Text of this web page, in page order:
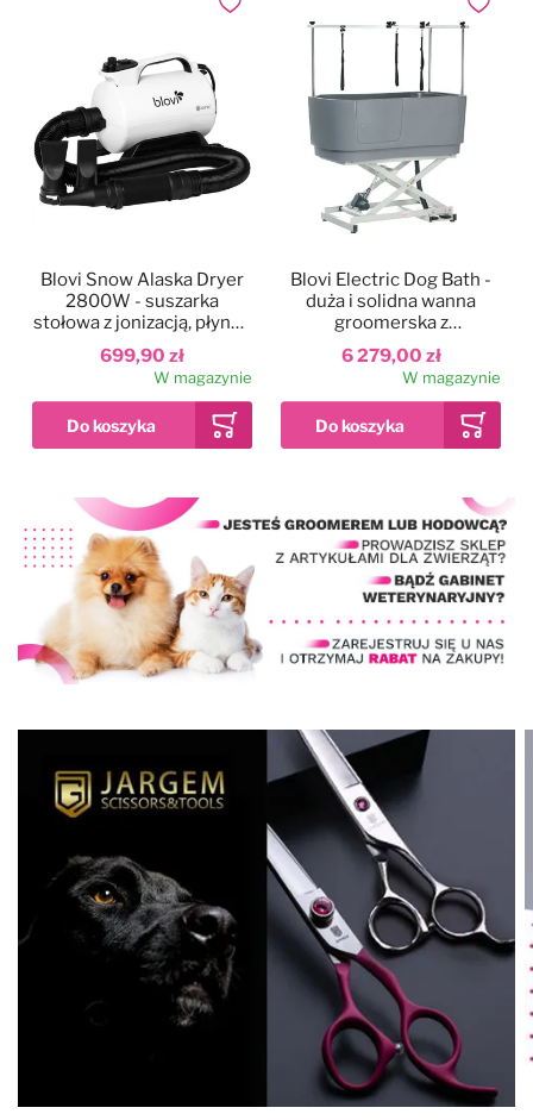
699,90 zł
Blovi Snow Alaska Dryer
2800W - suszarka
stołowa z jonizacją, płynną
regulacją nawiewu i
dwustopniową regulacją
temperaturyW magazynie
Dodaj do ulubionych
6 279,00 zł
Blovi Electric Dog Bath -
duża i solidna wanna
groomerska z
podnośnikiem
elektrycznym i
wysięgnikiem
dwustronnym, szara
W magazynie
Dodaj
12 999,00 zł
Blovi Professional
Grooming SPA
90x68x95cm - wanna
ozonowa z technologią
Milky SPA Micro Bubble i
hydromasażemW magazynie